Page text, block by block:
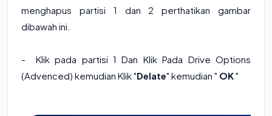
menghapus partisi 1 dan 2 perthatikan gambar
dibawah ini.
- Klik pada partisi 1 Dan Klik Pada Drive Options
(Advenced) kemudian Klik "Delate" kemudian " OK"